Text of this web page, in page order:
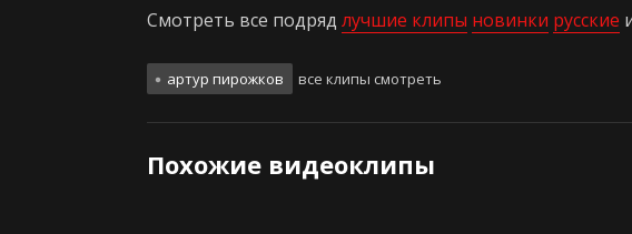
Смотреть все подряд лучшие клипы новинки русские
артур пирожков все клипы смотреть
Похожие видеоклипы